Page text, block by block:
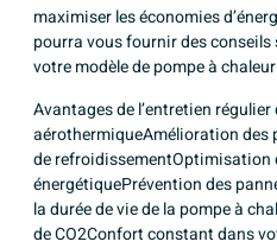
maximiser les économies
pourra vous fournir des
votre modèle de pompe à
Avantages de l’entretien
aérothermiqueAmélioration des
de refroidissementOptimisation
énergétiquePrévention des
la durée de vie de la pompe à
de CO2Confort constant dans